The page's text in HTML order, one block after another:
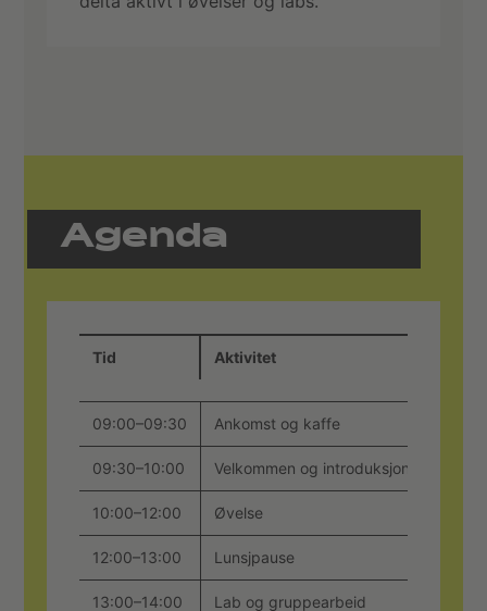
Agenda
Tid Aktivitet
09:00–09:30 Ankomst og kaffe
09:30–10:00 Velkommen og introduksjon
10:00–12:00 Øvelse
12:00–13:00 Lunsjpause
13:00–14:00 Lab og gruppearbeid